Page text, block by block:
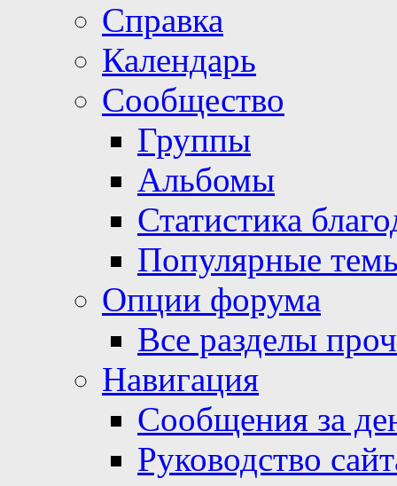
Справка
Календарь
Сообщество
Группы
Альбомы
Статистика
Популярные
Опции форума
Все разделы
Навигация
Сообщения за
Руководство